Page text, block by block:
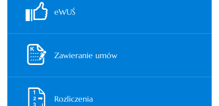
eWUŚ
Zawieranie umów
Rozliczenia